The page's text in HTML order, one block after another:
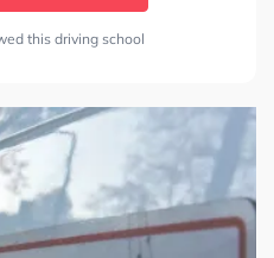
this driving school